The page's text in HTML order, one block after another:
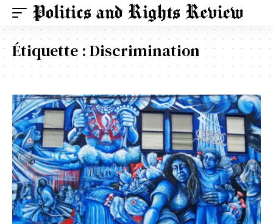
Étiquette :Discrimination